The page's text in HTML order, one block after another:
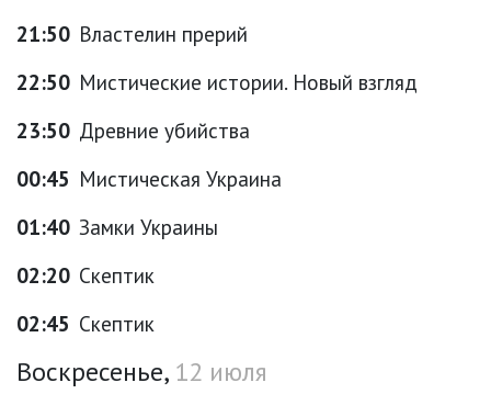
21:50 Властелин прерий
22:50 Мистические истории. Новый взгляд
23:50 Древние убийства
00:45 Мистическая Украина
01:40 Замки Украины
02:20 Скептик
02:45 Скептик
Воскресенье, 12 июля